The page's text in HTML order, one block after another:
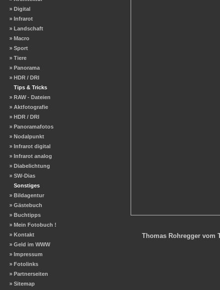
» Digital
» Infrarot
» Landschaft
» Macro
» Sport
» Tiere
» Panorama
» HDR / DRI
Tips & Tricks
» RAW - Dateien
» Aktfotografie
» HDR / DRI
» Panoramafotos
» Nodalpunkt
» Infrarot digital
» Infrarot analog
» Diabelichtung
» SW-Dias
Sonstiges
» Bildagentur
» Gästebuch
» Buchtipps
» Mein Fotobuch !
» Kontakt
» Geld im WWW
» Impressum
» Fotolinks
» Partnerseiten
» Sitemap
Thomas Rohregger vom